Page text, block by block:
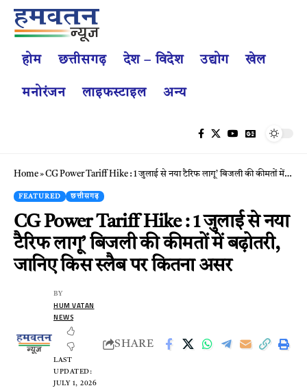
होम छत्तीसगढ़ देश – विदेश उद्योग खेल
मनोरंजन लाइफस्टाइल अन्य
Home»CG Power Tariff Hike : 1 जुलाई से नया टैरिफ लागू’ बिजली की कीमतों में बढ़ोतरी, जानिए किस स्लैब पर कितना असर
FEATURED छत्तीसगढ़
CG Power Tariff Hike : 1 जुलाई से नया
टैरिफ लागू’ बिजली की कीमतों में बढ़ोतरी,
जानिए किस स्लैब पर कितना असर
LAST
UPDATED:
JULY 1, 2026
BY
HUM VATAN
NEWS
SHARE